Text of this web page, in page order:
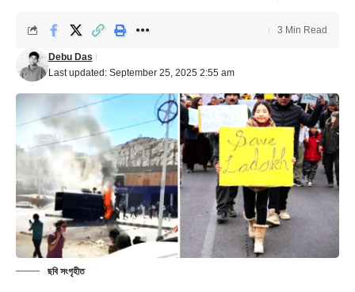
Last updated: September 25, 2025 2:55 am
Debu Das
3 Min Read
ছবি সংগৃহীত